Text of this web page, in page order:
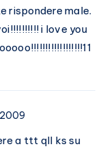
rispondere male.
i love you
a ttt qll ks su